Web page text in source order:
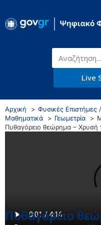
Live
Αρχική
Φυσικές
Μαθηματικά
Γεωμετρία
Πυθαγόρειο θεώρημα – Χρυσή
Πυθαγόρειο